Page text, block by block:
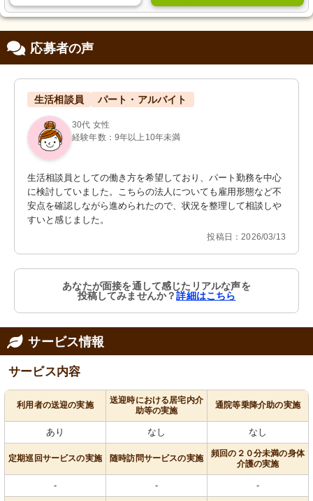
応募者の声
生活相談員 パート・アルバイト
30代 女性
経験年数：9年以上10年未満
生活相談員としての働き方を希望しており、パート勤務を中心
に検討していました。こちらの法人についても雇用形態など不
安点を確認しながら進められたので、状況を整理して相談しや
すいと感じました。
投稿日：2026/03/13
あなたが面接を通して感じたリアルな声を
投稿してみませんか？詳細はこちら
サービス情報
サービス内容
利用者の送迎の実施
送迎時における居宅内介
助等の実施
通院等乗降介助の実施
あり なし なし
定期巡回サービスの実施 随時訪問サービスの実施
頻回の２０分未満の身体
介護の実施
- - -